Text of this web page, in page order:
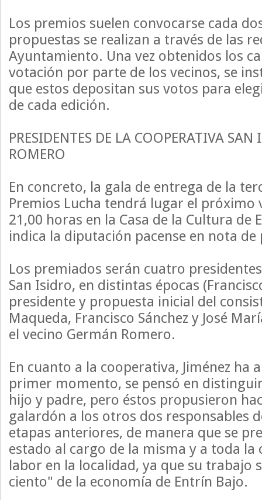
Los premios suelen convocarse cada
propuestas se realizan a través de las
Ayuntamiento. Una vez obtenidos los
votación por parte de los vecinos, se
que estos depositan sus votos para
de cada edición.
PRESIDENTES DE LA COOPERATIVA
ROMERO
En concreto, la gala de entrega de la
Premios Lucha tendrá lugar el próximo
21,00 horas en la Casa de la Cultura de
indica la diputación pacense en nota de
Los premiados serán cuatro
San Isidro, en distintas épocas
presidente y propuesta inicial del
Maqueda, Francisco Sánchez y José
el vecino Germán Romero.
En cuanto a la cooperativa, Jiménez ha
primer momento, se pensó en
hijo y padre, pero éstos propusieron
galardón a los otros dos responsables
etapas anteriores, de manera que se
estado al cargo de la misma y a toda
labor en la localidad, ya que su trabajo
ciento" de la economía de Entrín Bajo.